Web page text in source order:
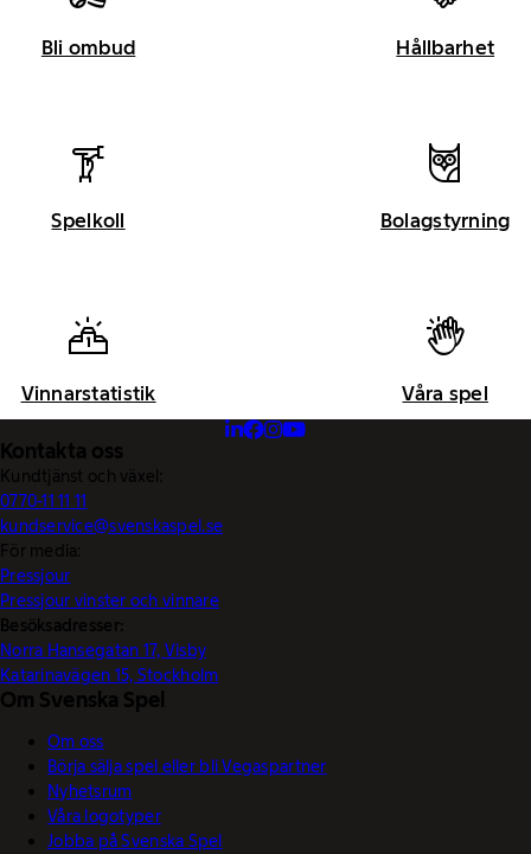
Bli ombud Hållbarhet
Spelkoll Bolagstyrning
Vinnarstatistik Våra spel
Kontakta oss
Kundtjänst och växel:
0770-11 11 11
kundservice@svenskaspel.se
För media:
Pressjour
Pressjour vinster och vinnare
Besöksadresser:
Norra Hansegatan 17, Visby
Katarinavägen 15, Stockholm
Om Svenska Spel
Om oss
Börja sälja spel eller bli Vegaspartner
Nyhetsrum
Våra logotyper
Jobba på Svenska Spel